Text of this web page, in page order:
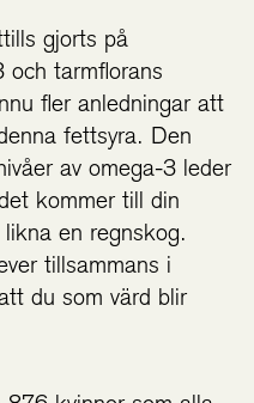
gjorts på
och tarmflorans
fler anledningar att
fettsyra. Den
av omega-3 leder
kommer till din
en regnskog.
tillsammans i
du som värd blir